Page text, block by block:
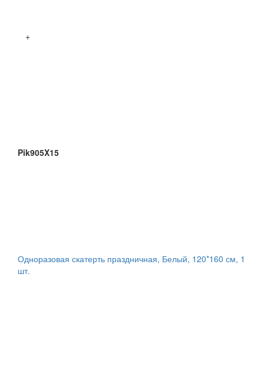
+
Pik905X15
Одноразовая скатерть праздничная, Белый, 120*160 см, 1
шт.